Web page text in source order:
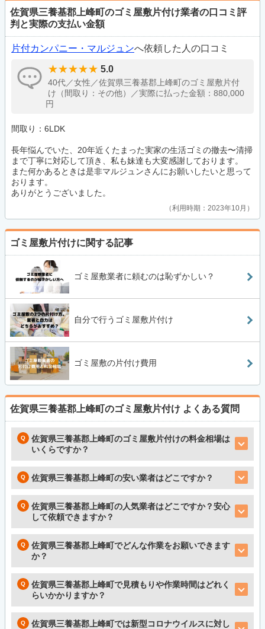
佐賀県三養基郡上峰町のゴミ屋敷片付け業者の口コミ評
判と実際の支払い金額
片付カンパニー・マルジュンへ依頼した人の口コミ
5.0
40代／女性／佐賀県三養基郡上峰町のゴミ屋敷片付
け（間取り：その他）／実際に払った金額：880,000
円
間取り：6LDK
長年悩んでいた、20年近くたまった実家の生活ゴミの撤去〜清掃
まで丁寧に対応して頂き、私も妹達も大変感謝しております。
また何かあるときは是非マルジュンさんにお願いしたいと思って
おります。
ありがとうございました。
利用時期：2023年10月
ゴミ屋敷片付けに関する記事
ゴミ屋敷業者に頼むのは恥ずかしい？
自分で行うゴミ屋敷片付け
ゴミ屋敷の片付け費用
佐賀県三養基郡上峰町のゴミ屋敷片付け よくある質問
佐賀県三養基郡上峰町のゴミ屋敷片付けの料金相場は
いくらですか？
佐賀県三養基郡上峰町の安い業者はどこですか？
佐賀県三養基郡上峰町の人気業者はどこですか？安心
して依頼できますか？
佐賀県三養基郡上峰町でどんな作業をお願いできます
か？
佐賀県三養基郡上峰町で見積もりや作業時間はどれく
らいかかりますか？
佐賀県三養基郡上峰町では新型コロナウイルスに対し